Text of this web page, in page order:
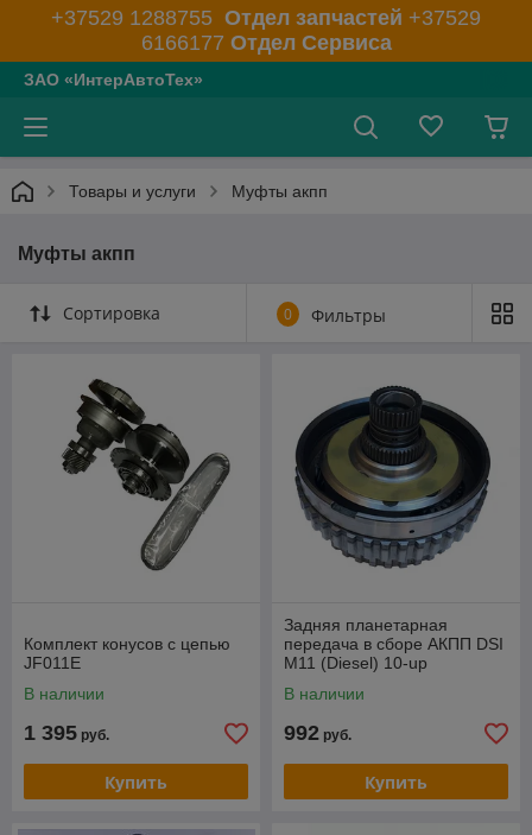
+37529 1288755 Отдел запчастей +37529
6166177 Отдел Сервиса
ЗАО «ИнтерАвтоТех»
Товары и услуги Муфты акпп
Муфты акпп
Сортировка 0 Фильтры
Комплект конусов c цепью
JF011E
В наличии
1 395 руб.
Купить
Задняя планетарная
передача в сборе АКПП DSI
M11 (Diesel) 10-up
В наличии
992 руб.
Купить